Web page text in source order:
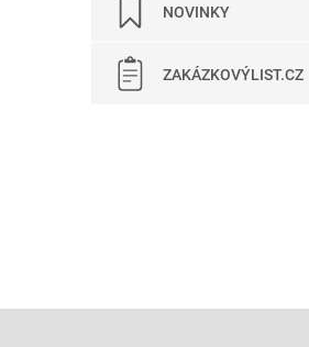
NOVINKY
ZAKÁZKOVÝLIST.CZ